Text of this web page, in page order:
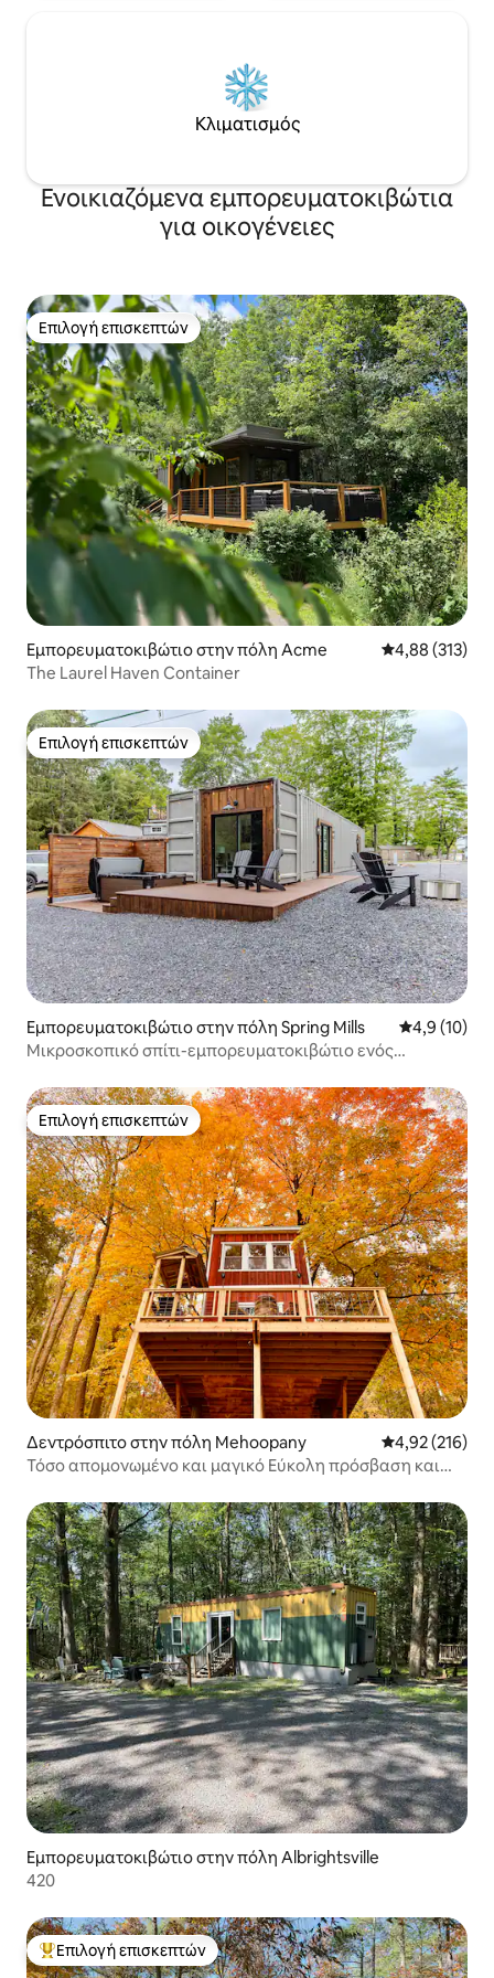
Κλιματισμός
Ενοικιαζόμενα εμπορευματοκιβώτια
για οικογένειες
Επιλογή επισκεπτών
Επιλογή επισκεπτών
Εμπορευματοκιβώτιο στην πόλη Acme Μέση
4,88 (313)
The Laurel Haven Container
Επιλογή επισκεπτών
Επιλογή επισκεπτών
Εμπορευματοκιβώτιο στην πόλη Spring Mills Μέση
4,9 (10)
Μικροσκοπικό σπίτι-εμπορευματοκιβώτιο ενός
Επιλογή επισκεπτών
Επιλογή επισκεπτών
Δεντρόσπιτο στην πόλη Mehoopany Μέση
4,92 (216)
Τόσο απομονωμένο και μαγικό Εύκολη πρόσβαση και
Εμπορευματοκιβώτιο στην πόλη Albrightsville
420
Κορυφαία επιλογή επισκεπτών
Επιλογή επισκεπτών